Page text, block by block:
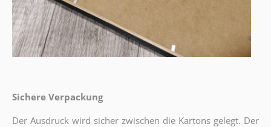
Sichere Verpackung
Der Ausdruck wird sicher zwischen die Kartons gelegt. Der